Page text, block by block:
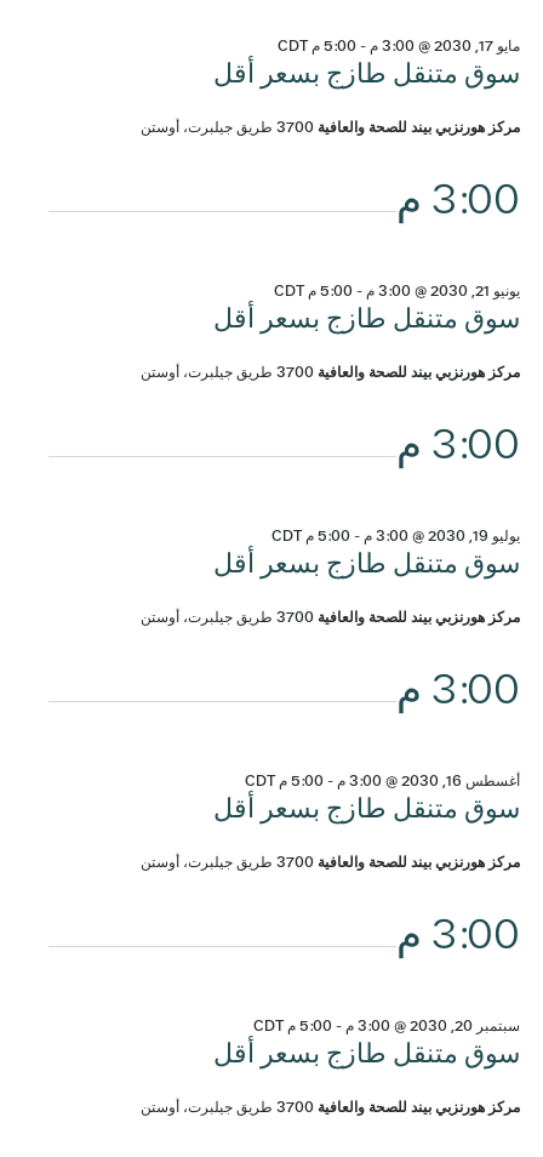
سوق متنقل طازج بسعر أقل
مايو 17, 2030 @ 3:00 م -5:00 م CDT
مركز هورنزبي بيند للصحة والعافية3700 طريق جيلبرت، أوستن
3:00 م
سوق متنقل طازج بسعر أقل
يونيو 21, 2030 @ 3:00 م -5:00 م CDT
مركز هورنزبي بيند للصحة والعافية3700 طريق جيلبرت، أوستن
3:00 م
سوق متنقل طازج بسعر أقل
يوليو 19, 2030 @ 3:00 م -5:00 م CDT
مركز هورنزبي بيند للصحة والعافية3700 طريق جيلبرت، أوستن
3:00 م
سوق متنقل طازج بسعر أقل
أغسطس 16, 2030 @ 3:00 م -5:00 م CDT
مركز هورنزبي بيند للصحة والعافية3700 طريق جيلبرت، أوستن
3:00 م
سوق متنقل طازج بسعر أقل
سبتمبر 20, 2030 @ 3:00 م -5:00 م CDT
مركز هورنزبي بيند للصحة والعافية3700 طريق جيلبرت، أوستن